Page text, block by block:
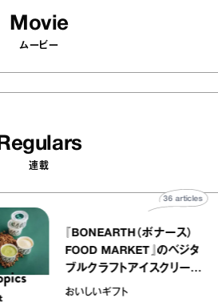
Movie
ムービー
Regulars
連載
『BONEARTH（ボナース）
FOOD MARKET』のベジ
ブルクラフトアイスクリー
｜真野知子の「おいしいギ
おいしいギフト
36